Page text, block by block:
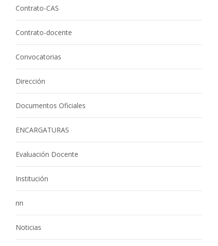
Contrato-CAS
Contrato-docente
Convocatorias
Dirección
Documentos Oficiales
ENCARGATURAS
Evaluación Docente
Institución
nn
Noticias